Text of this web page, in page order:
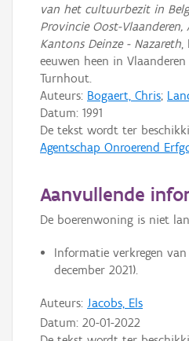
van het cultuurbezit in
Provincie Oost-Vlaanderen,
Kantons Deinze - Nazareth,
eeuwen heen in Vlaanderen
Turnhout.
Auteurs: Bogaert, Chris;
Datum: 1991
De tekst wordt ter
Agentschap Onroerend
Aanvullende
De boerenwoning is niet
Informatie verkregen van
december 2021).
Auteurs: Jacobs, Els
Datum: 20-01-2022